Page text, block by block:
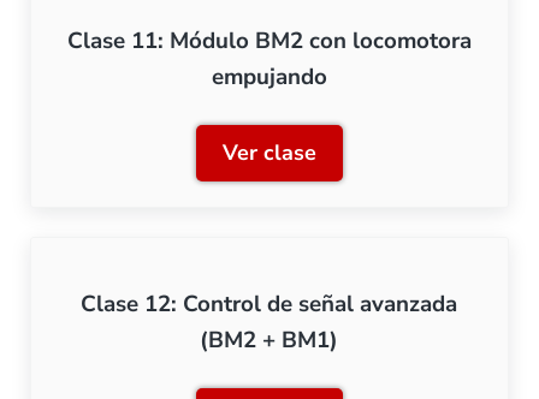
Clase 11: Módulo BM2 con locomotora
empujando
Ver claseClase 11: Módulo BM2
Clase 12: Control de señal avanzada
(BM2 + BM1)